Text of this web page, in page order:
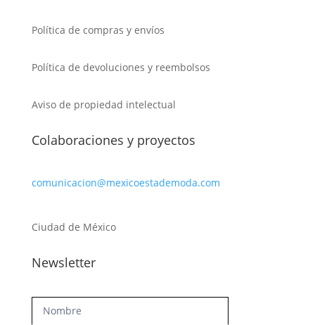
Política de compras y envíos
Política de devoluciones y reembolsos
Aviso de propiedad intelectual
Colaboraciones y proyectos
comunicacion@mexicoestademoda.com
Ciudad de México
Newsletter
Newsletter